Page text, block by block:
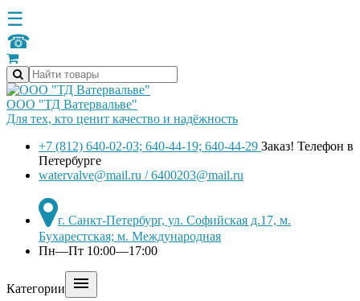
☰
☎
ООО "ТД Ватервальве"
Для тех, кто ценит качество и надёжность
+7 (812) 640-02-03; 640-44-19; 640-44-29 Заказ! Телефон в
Петербурге
watervalve@mail.ru / 6400203@mail.ru
г. Санкт-Петербург, ул. Софийская д.17, м.
Бухарестская; м. Международная
Пн—Пт 10:00—17:00
Категории 